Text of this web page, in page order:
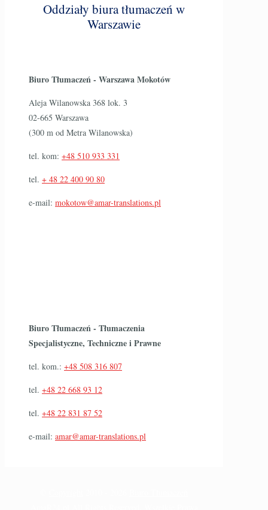
Oddziały biura tłumaczeń w
Warszawie
Biuro Tłumaczeń - Warszawa Mokotów
Aleja Wilanowska 368 lok. 3
02-665 Warszawa
(300 m od Metra Wilanowska)
tel. kom: +48 510 933 331
tel. + 48 22 400 90 80
e-mail: mokotow@amar-translations.pl
Biuro Tłumaczeń - Tłumaczenia
Specjalistyczne, Techniczne i Prawne
tel. kom.: +48 508 316 807
tel. +48 22 668 93 12
tel. +48 22 831 87 52
e-mail: amar@amar-translations.pl